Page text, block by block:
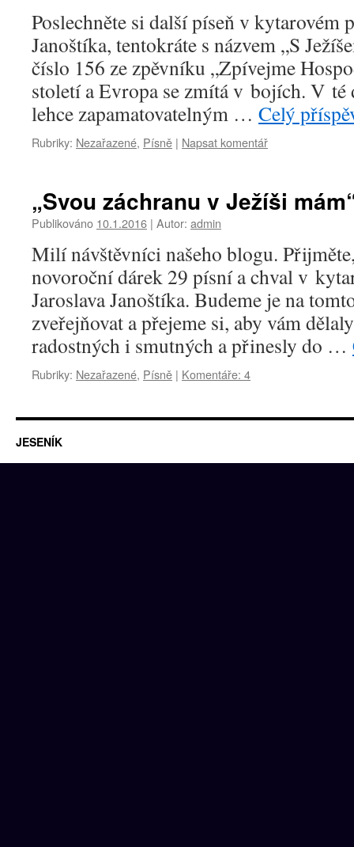
Poslechněte si další píseň v kytarovém
Janoštíka, tentokráte s názvem „S
číslo 156 ze zpěvníku „Zpívejme
století a Evropa se zmítá v bojích. V té
lehce zapamatovatelným … Celý
Rubriky: Nezařazené, Písně | Napsat komentář
„Svou záchranu v Ježíši
Publikováno 10.1.2016 | Autor: admin
Milí návštěvníci našeho blogu.
novoroční dárek 29 písní a chval v
Jaroslava Janoštíka. Budeme je na
zveřejňovat a přejeme si, aby vám
radostných i smutných a přinesly do …
Rubriky: Nezařazené, Písně | Komentáře: 4
JESENÍK